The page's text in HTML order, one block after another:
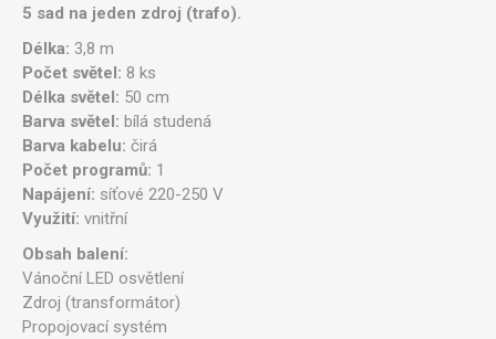
5 sad na jeden zdroj (trafo).
Délka: 3,8 m
Počet světel: 8 ks
Délka světel: 50 cm
Barva světel: bílá studená
Barva kabelu: čirá
Počet programů: 1
Napájení: síťové 220-250 V
Využití: vnitřní
Obsah balení:
Vánoční LED osvětlení
Zdroj (transformátor)
Propojovací systém